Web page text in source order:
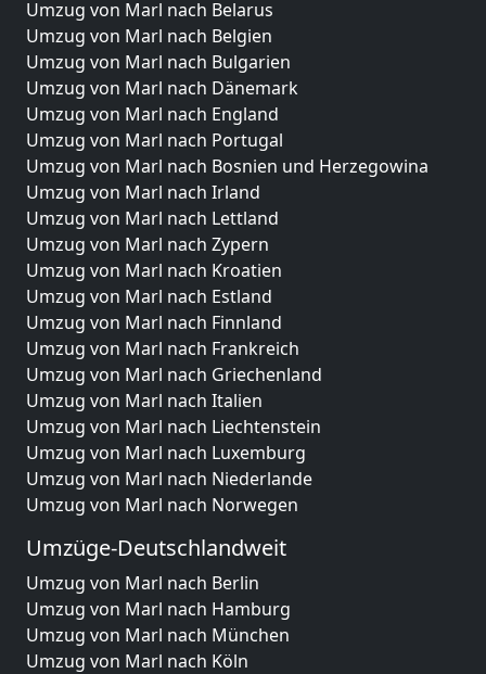
Umzug von Marl nach Belarus
Umzug von Marl nach Belgien
Umzug von Marl nach Bulgarien
Umzug von Marl nach Dänemark
Umzug von Marl nach England
Umzug von Marl nach Portugal
Umzug von Marl nach Bosnien und Herzegowina
Umzug von Marl nach Irland
Umzug von Marl nach Lettland
Umzug von Marl nach Zypern
Umzug von Marl nach Kroatien
Umzug von Marl nach Estland
Umzug von Marl nach Finnland
Umzug von Marl nach Frankreich
Umzug von Marl nach Griechenland
Umzug von Marl nach Italien
Umzug von Marl nach Liechtenstein
Umzug von Marl nach Luxemburg
Umzug von Marl nach Niederlande
Umzug von Marl nach Norwegen
Umzüge-Deutschlandweit
Umzug von Marl nach Berlin
Umzug von Marl nach Hamburg
Umzug von Marl nach München
Umzug von Marl nach Köln